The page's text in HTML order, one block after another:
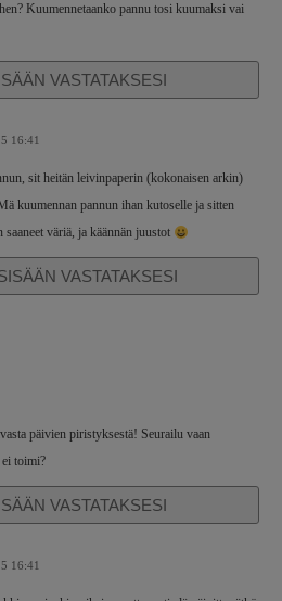
Kuumennetaanko pannu tosi kuumaksi vai
VASTATAKSESI
16:41
sit heitän leivinpaperin (kokonaisen arkin)
kuumennan pannun ihan kutoselle ja sitten
väriä, ja käännän juustot
VASTATAKSESI
päivien piristyksestä! Seurailu vaan
toimi?
VASTATAKSESI
16:41